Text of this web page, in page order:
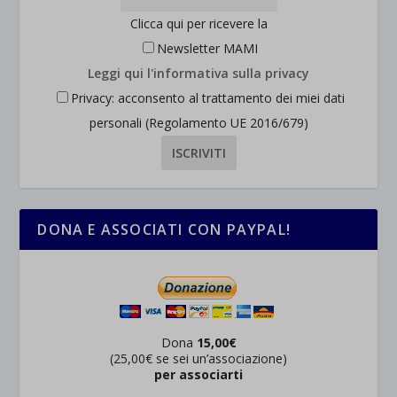
Clicca qui per ricevere la
Newsletter MAMI
Leggi qui l'informativa sulla privacy
Privacy: acconsento al trattamento dei miei dati
personali (Regolamento UE 2016/679)
DONA E ASSOCIATI CON PAYPAL!
Dona 15,00€
(25,00€ se sei un’associazione)
per associarti